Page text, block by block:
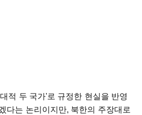
적 두 국가'로 규정한 현실을 반영
다는 논리이지만, 북한의 주장대로